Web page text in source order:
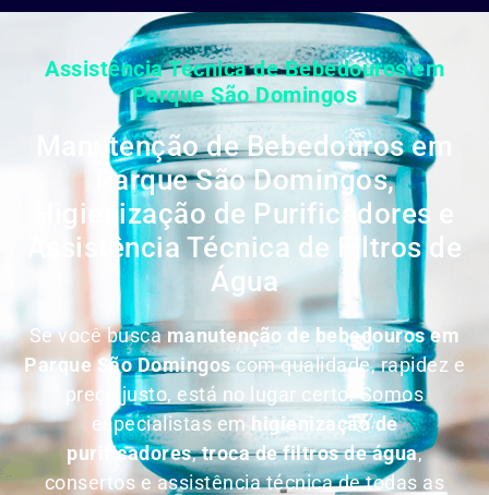
Assistência Técnica de Bebedouros em
Parque São Domingos
Manutenção de Bebedouros em
Parque São Domingos,
Higienização de Purificadores e
Assistência Técnica de Filtros de
Água
Se você buscamanutenção de bebedouros em
Parque São Domingos com qualidade, rapidez e
preço justo, está no lugar certo. Somos
especialistas em higienização de
purificadores,troca de filtros de água,
consertos e assistência técnica de todas as